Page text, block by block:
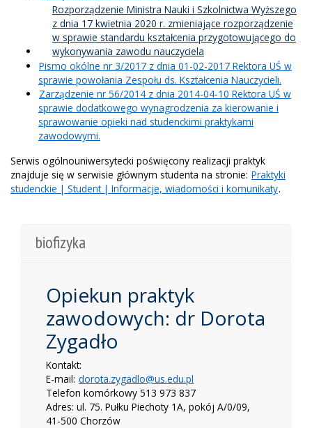
Rozporządzenie Ministra Nauki i Szkolnictwa Wyższego
z dnia 17 kwietnia 2020 r. zmieniające rozporządzenie
w sprawie standardu kształcenia przygotowującego do
wykonywania zawodu nauczyciela
Pismo okólne nr 3/2017 z dnia 01-02-2017 Rektora UŚ w
sprawie powołania Zespołu ds. Kształcenia Nauczycieli.
Zarządzenie nr 56/2014 z dnia 2014-04-10 Rektora UŚ w
sprawie dodatkowego wynagrodzenia za kierowanie i
sprawowanie opieki nad studenckimi praktykami
zawodowymi.
Serwis ogólnouniwersytecki poświęcony realizacji praktyk
znajduje się w serwisie głównym studenta na stronie: Praktyki
studenckie | Student | Informacje, wiadomości i komunikaty.
biofizyka
Opiekun praktyk
zawodowych: dr Dorota
Zygadło
Kontakt:
E-mail: dorota.zygadlo@us.edu.pl
Telefon komórkowy 513 973 837
Adres: ul. 75. Pułku Piechoty 1A, pokój A/0/09,
41-500 Chorzów